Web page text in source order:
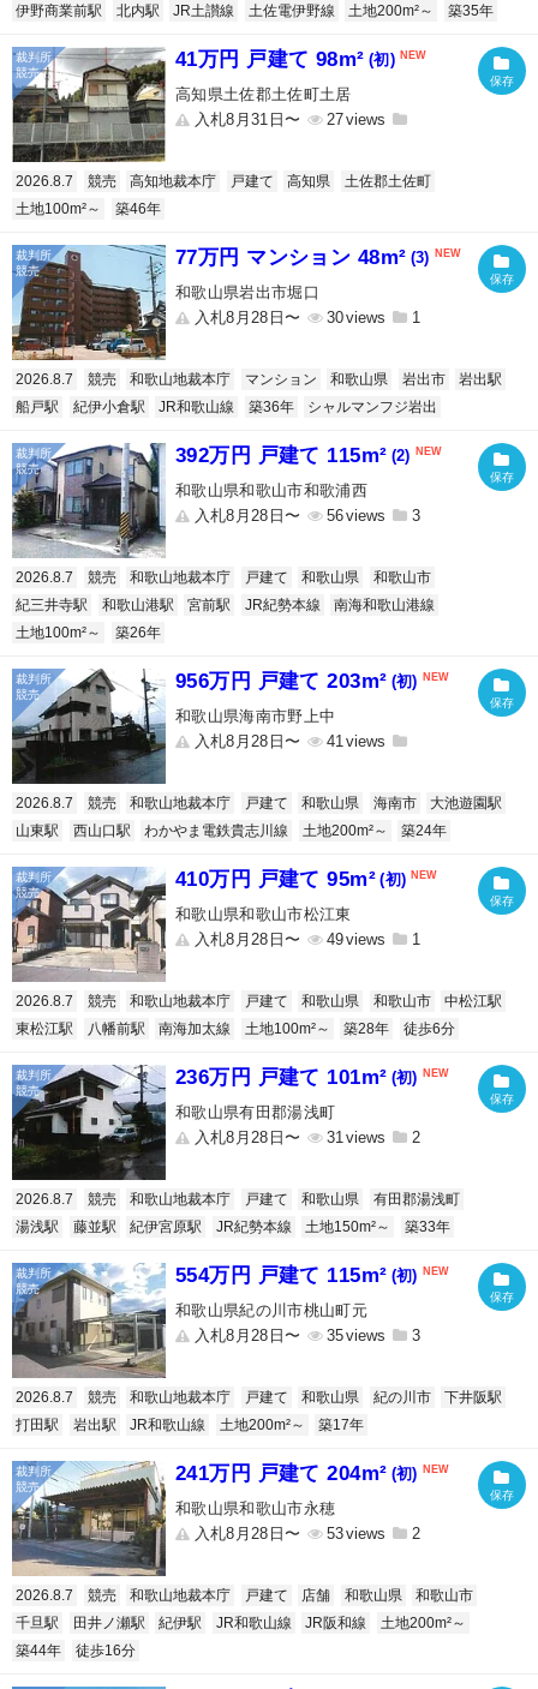
伊野商業前駅
北内駅 JR土讃線 土佐電伊野線 土地200m²～ 築35年
41万円 戸建て 98m² (初)
高知県土佐郡土佐町土居
入札8月31日〜
27
2026.8.7 競売 高知地裁本庁 戸建て 高知県
土佐郡土佐町
土地100m²～
築46年
77万円 マンション 48m² (3)
和歌山県岩出市堀口
入札8月28日〜
30 1
2026.8.7 競売 和歌山地裁本庁 マンション 和歌山県 岩出市
岩出駅
船戸駅
紀伊小倉駅 JR和歌山線 築36年 シャルマンフジ岩出
392万円 戸建て 115m² (2)
和歌山県和歌山市和歌浦西
入札8月28日〜
56 3
2026.8.7 競売 和歌山地裁本庁 戸建て 和歌山県
和歌山市
紀三井寺駅
和歌山港駅 宮前駅 JR紀勢本線
南海和歌山港線
土地100m²～
築26年
956万円 戸建て 203m² (初)
和歌山県海南市野上中
入札8月28日〜
41
2026.8.7 競売 和歌山地裁本庁 戸建て 和歌山県 海南市
大池遊園駅
山東駅
西山口駅 わかやま電鉄貴志川線 土地200m²～ 築24年
410万円 戸建て 95m² (初)
和歌山県和歌山市松江東
入札8月28日〜
49 1
2026.8.7 競売 和歌山地裁本庁 戸建て 和歌山県 和歌山市
中松江駅
東松江駅
八幡前駅 南海加太線 土地100m²～ 築28年 徒歩6分
236万円 戸建て 101m² (初)
和歌山県有田郡湯浅町
入札8月28日〜
31 2
2026.8.7 競売 和歌山地裁本庁 戸建て 和歌山県
有田郡湯浅町
湯浅駅
藤並駅 紀伊宮原駅 JR紀勢本線 土地150m²～ 築33年
554万円 戸建て 115m² (初)
和歌山県紀の川市桃山町元
入札8月28日〜
35 3
2026.8.7 競売 和歌山地裁本庁 戸建て 和歌山県 紀の川市
下井阪駅
打田駅
岩出駅 JR和歌山線 土地200m²～ 築17年
241万円 戸建て 204m² (初)
和歌山県和歌山市永穂
入札8月28日〜
53 2
2026.8.7 競売 和歌山地裁本庁 戸建て 店舗 和歌山県
和歌山市
千旦駅
田井ノ瀬駅 紀伊駅 JR和歌山線 JR阪和線
土地200m²～
築44年
徒歩16分